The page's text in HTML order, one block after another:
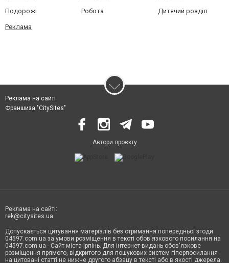
Подорожі Робота Дитячий розділ
Реклама
Реклама на сайті
Франшиза "CitySites"
Автори проєкту
Реклама на сайті:
rek@citysites.ua
Допускається цитування матеріалів без отримання попередньої згоди
04597.com.ua за умови розміщення в тексті обов'язкового посилання на
04597.com.ua - Сайт міста Ірпінь. Для інтернет-видань обов'язкове
розміщення прямого, відкритого для пошукових систем гіперпосилання
на цитовані статті не нижче другого абзацу в тексті або в якості джерела.